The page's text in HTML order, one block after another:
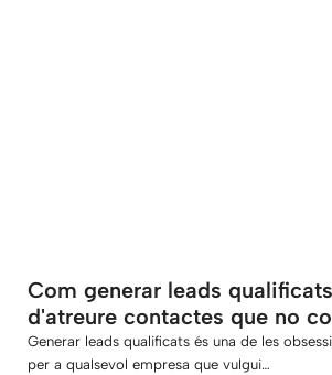
Com generar leads
d'atreure contactes que no
Generar leads qualificats és una de les
per a qualsevol empresa que vulgui…